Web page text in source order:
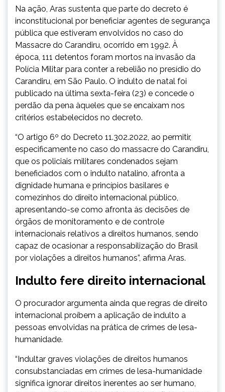
Na ação, Aras sustenta que parte do decreto é
inconstitucional por beneficiar agentes de segurança
pública que estiveram envolvidos no caso do
Massacre do Carandiru, ocorrido em 1992. À
época, 111 detentos foram mortos na invasão da
Polícia Militar para conter a rebelião no presídio do
Carandiru, em São Paulo. O indulto de natal foi
publicado na última sexta-feira (23) e concede o
perdão da pena àqueles que se encaixam nos
critérios estabelecidos no decreto.
“O artigo 6º do Decreto 11.302.2022, ao permitir,
especificamente no caso do massacre do Carandiru,
que os policiais militares condenados sejam
beneficiados com o indulto natalino, afronta a
dignidade humana e princípios basilares e
comezinhos do direito internacional público,
apresentando-se como afronta às decisões de
órgãos de monitoramento e de controle
internacionais relativos a direitos humanos, sendo
capaz de ocasionar a responsabilização do Brasil
por violações a direitos humanos”, afirma Aras.
Indulto fere direito internacional
O procurador argumenta ainda que regras de direito
internacional proíbem a aplicação de indulto a
pessoas envolvidas na prática de crimes de lesa-
humanidade.
“Indultar graves violações de direitos humanos
consubstanciadas em crimes de lesa-humanidade
significa ignorar direitos inerentes ao ser humano,